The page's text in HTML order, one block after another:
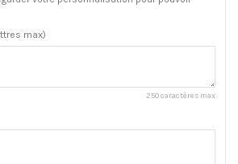
max)
250 caractères max